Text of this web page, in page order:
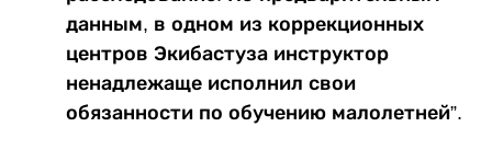
данным, в одном из коррекционных
центров Экибастуза инструктор
ненадлежаще исполнил свои
обязанности по обучению малолетней”.